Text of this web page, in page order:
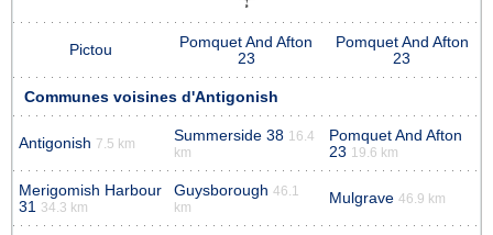
Pictou
Pomquet And Afton
23
Pomquet And Afton
23
Communes voisines d'Antigonish
Antigonish 7.5 km Summerside 38 16.4
km
Pomquet And Afton
23 19.6 km
Merigomish Harbour
31
34.3 km
Guysborough 46.1
km
Mulgrave 46.9 km